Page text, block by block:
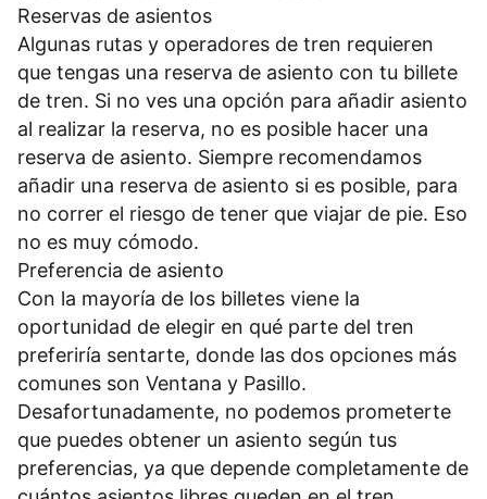
Reservas de asientos
Algunas rutas y operadores de tren requieren
que tengas una reserva de asiento con tu billete
de tren. Si no ves una opción para añadir asiento
al realizar la reserva, no es posible hacer una
reserva de asiento. Siempre recomendamos
añadir una reserva de asiento si es posible, para
no correr el riesgo de tener que viajar de pie. Eso
no es muy cómodo.
Preferencia de asiento
Con la mayoría de los billetes viene la
oportunidad de elegir en qué parte del tren
preferiría sentarte, donde las dos opciones más
comunes son Ventana y Pasillo.
Desafortunadamente, no podemos prometerte
que puedes obtener un asiento según tus
preferencias, ya que depende completamente de